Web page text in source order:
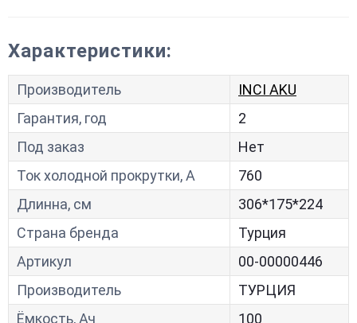
Характеристики:
Производитель
INCI AKU
Гарантия, год
2
Под заказ
Нет
Ток холодной прокрутки, A
760
Длинна, см
306*175*224
Страна бренда
Турция
Артикул
00-00000446
Производитель
ТУРЦИЯ
Ёмкость, Ач
100